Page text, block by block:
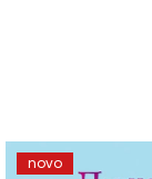
novo